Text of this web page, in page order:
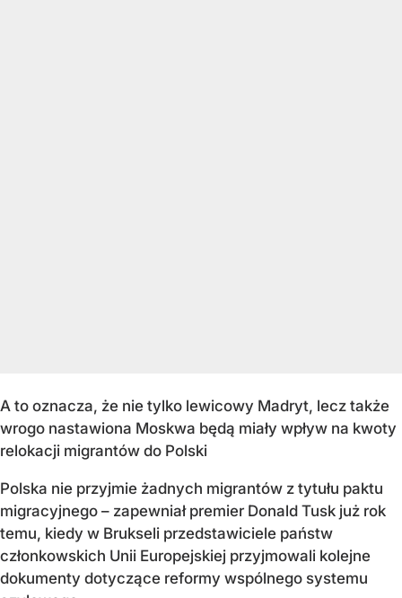
A to oznacza, że nie tylko lewicowy Madryt, lecz także
wrogo nastawiona Moskwa będą miały wpływ na kwoty
relokacji migrantów do Polski
Polska nie przyjmie żadnych migrantów z tytułu paktu
migracyjnego – zapewniał premier Donald Tusk już rok
temu, kiedy w Brukseli przedstawiciele państw
członkowskich Unii Europejskiej przyjmowali kolejne
dokumenty dotyczące reformy wspólnego systemu